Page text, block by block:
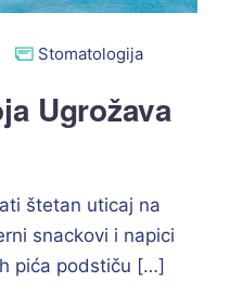
Stomatologija
Ugrožava
štetan uticaj na
snackovi i napici
pića podstiču […]